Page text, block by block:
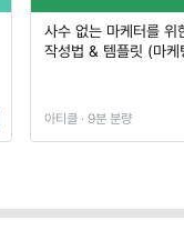
사수 없는 마케터를 위
작성법 & 템플릿 (마
아티클 · 9분 분량